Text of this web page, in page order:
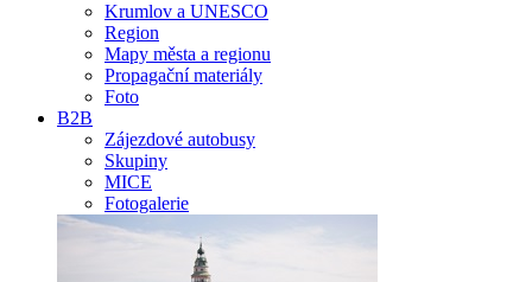
Krumlov a UNESCO
Region
Mapy města a regionu
Propagační materiály
Foto
B2B
Zájezdové autobusy
Skupiny
MICE
Fotogalerie